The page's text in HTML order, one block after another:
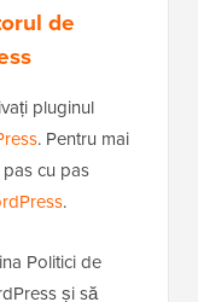
de
pluginul
. Pentru mai
cu pas
.
Politici de
și să